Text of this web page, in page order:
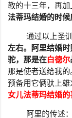
教的十三年，再加
法蒂玛结婚的时候
通过以上圣训
左右。阿里结婚时
驼，那是在白德尔
那是使者送给我的
预备用它俩驮上
女儿法蒂玛结婚的
阿里的传述：